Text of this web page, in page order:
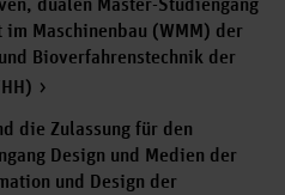
dualen Master-Studiengang
im Maschinenbau (WMM) der
Bioverfahrenstechnik der
die Zulassung für den
Design und Medien der
und Design der